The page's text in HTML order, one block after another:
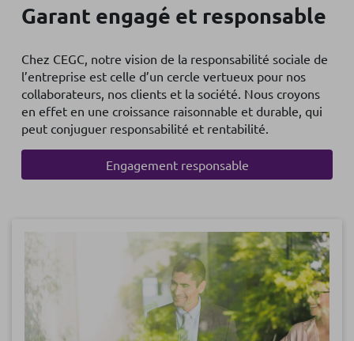
Garant engagé et responsable
Chez CEGC, notre vision de la responsabilité sociale de
l’entreprise est celle d’un cercle vertueux pour nos
collaborateurs, nos clients et la société. Nous croyons
en effet en une croissance raisonnable et durable, qui
peut conjuguer responsabilité et rentabilité.
Engagement responsable